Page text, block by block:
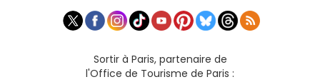
Sortir à Paris, partenaire de
l'Office de Tourisme de Paris :